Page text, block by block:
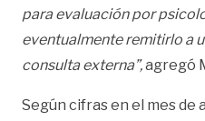
para evaluación por
eventualmente remitirlo a
consulta externa”,agregó
Según cifras en el mes de